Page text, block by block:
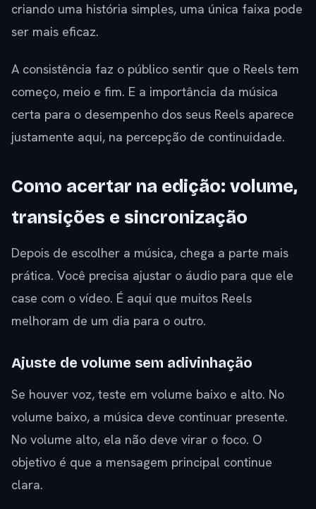
criando uma história simples, uma única faixa pode
ser mais eficaz.
A consistência faz o público sentir que o Reels tem
começo, meio e fim. E a importância da música
certa para o desempenho dos seus Reels aparece
justamente aqui, na percepção de continuidade.
Como acertar na edição: volume,
transições e sincronização
Depois de escolher a música, chega a parte mais
prática. Você precisa ajustar o áudio para que ele
case com o vídeo. É aqui que muitos Reels
melhoram de um dia para o outro.
Ajuste de volume sem adivinhação
Se houver voz, teste em volume baixo e alto. No
volume baixo, a música deve continuar presente.
No volume alto, ela não deve virar o foco. O
objetivo é que a mensagem principal continue
clara.